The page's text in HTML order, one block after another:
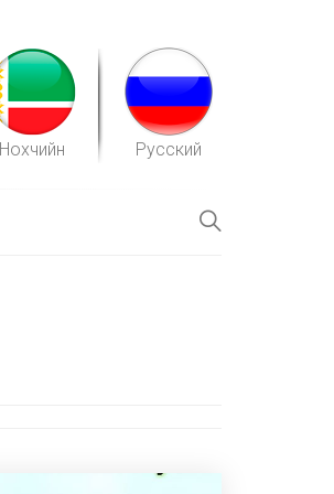
Нохчийн Русский